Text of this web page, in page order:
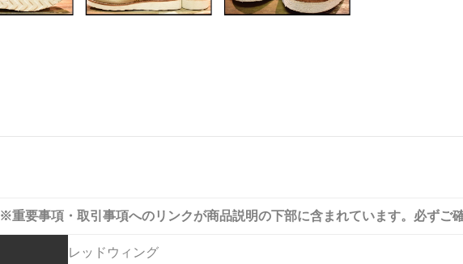
※重要事項・取引事項へのリンクが商品説明の下部に含まれています。必ずご
レッドウィング